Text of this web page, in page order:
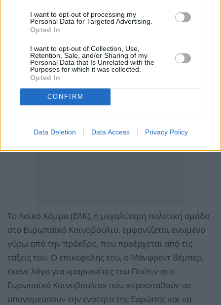
I want to opt-out of processing my
Personal Data for Targeted Advertising.
Opted In
I want to opt-out of Collection, Use,
Retention, Sale, and/or Sharing of my
Personal Data that Is Unrelated with the
Purposes for which it was collected.
Opted In
CONFIRM
Data Deletion Data Access Privacy Policy
Το Λαϊκό Κόμμα (ΕΛΚ), η μεγαλύτερη πολιτική ομάδα
στο Ευρωπαϊκό Κοινοβούλιο, εμφανίζεται ενωμένο
γύρω από την πρόεδρο, που προέρχεται από τις
τάξεις του. Ο επικεφαλής του, ο Μάνφρεντ Βέμπερ,
έκανε λόγο για «μαριονέτες του Πούτιν στο
Ευρωπαϊκό Κοινοβούλιο» που «προσπαθούν να
υπονομεύσουν την ενότητα της Ευρώπης και να